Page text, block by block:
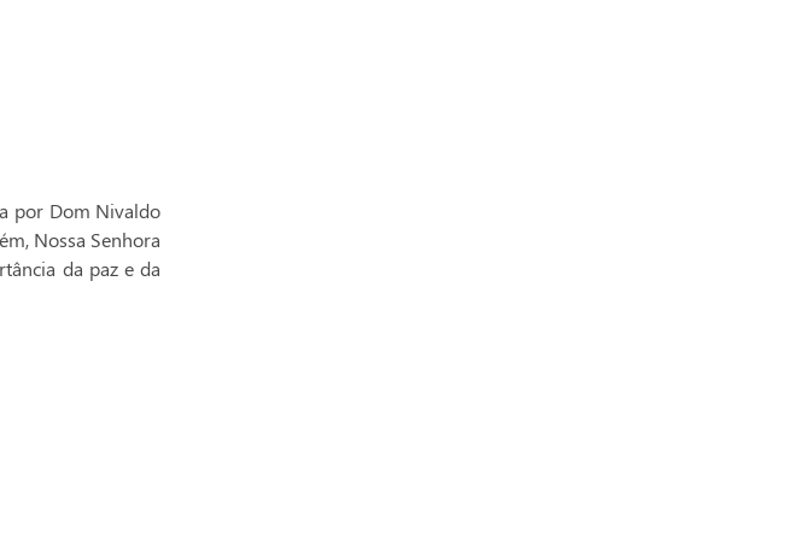
por Dom Nivaldo
Nossa Senhora
da paz e da